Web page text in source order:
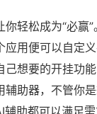
轻松成为“必赢
应用便可以自定
己想要的开挂功
辅助器，不管你
助都可以满足需